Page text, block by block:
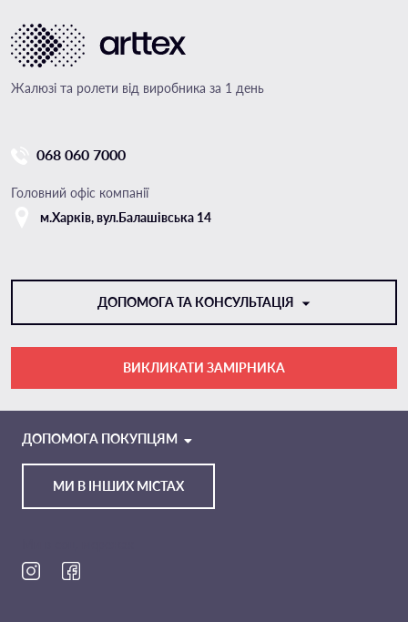
Жалюзі та ролети від виробника за 1 день
068 060 7000
Головний офіс компанії
м.Харкiв, вул.Балашівська 14
ДОПОМОГА ТА КОНСУЛЬТАЦІЯ
TELEGRAM
ВИКЛИКАТИ ЗАМІРНИКА
МИ В ІНШИХ МІСТАХ
ДОПОМОГА ПОКУПЦЯМ